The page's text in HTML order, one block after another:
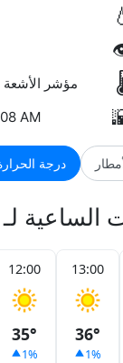
مؤشر الأشعة
AM
درجة
الساعية
12:00
35°
1%
13:00
36°
1%